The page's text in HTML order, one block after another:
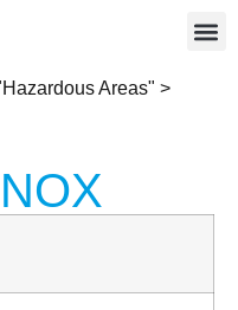
Areas" >